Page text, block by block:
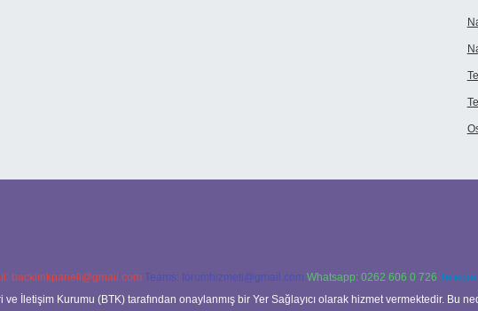
backlinkpaneli@gmail.com Teams: forumhizmeti@gmail.com Whatsapp: 0262 606 0 726
İletişim Kurumu (BTK) tarafından onaylanmış bir Yer Sağlayıcı olarak hizmet vermektedir. Bu